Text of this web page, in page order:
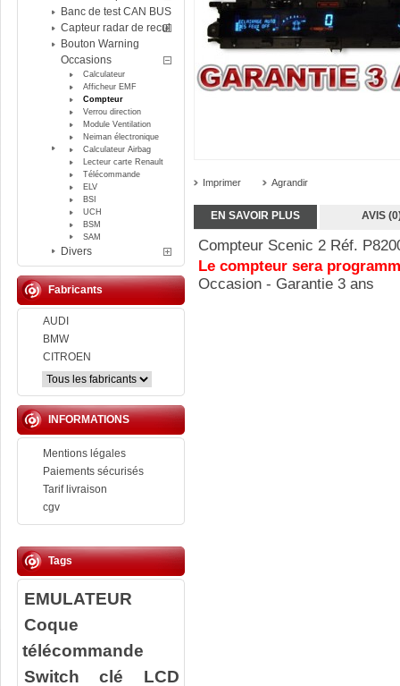
Banc de test CAN BUS
Capteur radar de recul
Bouton Warning
Occasions
Calculateur
Afficheur EMF
Compteur
Verrou direction
Module Ventilation
Neiman électronique
Calculateur Airbag
Lecteur carte Renault
Télécommande
ELV
BSI
UCH
BSM
SAM
Divers
Fabricants
AUDI
BMW
CITROEN
INFORMATIONS
Mentions légales
Paiements sécurisés
Tarif livraison
cgv
Tags
EMULATEUR
Coque
télécommande
Switch clé
LCD
Imprimer Agrandir
EN SAVOIR PLUS AVIS
Compteur Scenic 2 Réf.
Le compteur sera
Occasion - Garantie 3 ans